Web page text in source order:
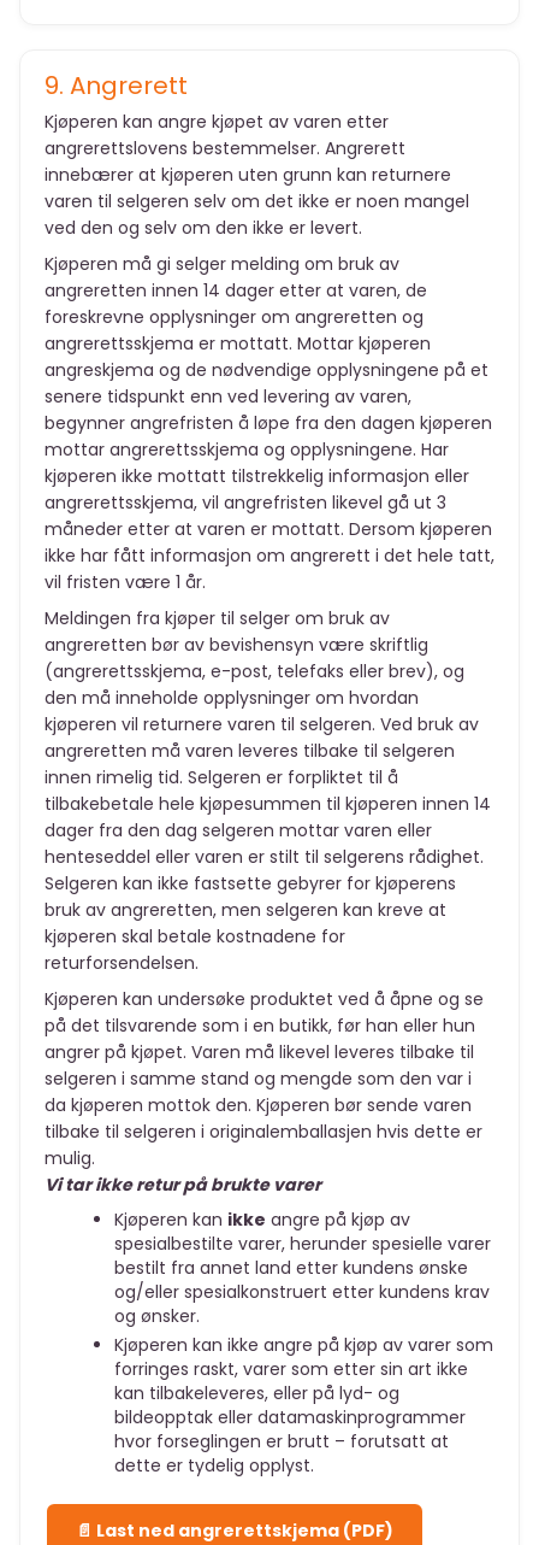
9. Angrerett
Kjøperen kan angre kjøpet av varen etter
angrerettslovens bestemmelser. Angrerett
innebærer at kjøperen uten grunn kan returnere
varen til selgeren selv om det ikke er noen mangel
ved den og selv om den ikke er levert.
Kjøperen må gi selger melding om bruk av
angreretten innen 14 dager etter at varen, de
foreskrevne opplysninger om angreretten og
angrerettsskjema er mottatt. Mottar kjøperen
angreskjema og de nødvendige opplysningene på et
senere tidspunkt enn ved levering av varen,
begynner angrefristen å løpe fra den dagen kjøperen
mottar angrerettsskjema og opplysningene. Har
kjøperen ikke mottatt tilstrekkelig informasjon eller
angrerettsskjema, vil angrefristen likevel gå ut 3
måneder etter at varen er mottatt. Dersom kjøperen
ikke har fått informasjon om angrerett i det hele tatt,
vil fristen være 1 år.
Meldingen fra kjøper til selger om bruk av
angreretten bør av bevishensyn være skriftlig
(angrerettsskjema, e-post, telefaks eller brev), og
den må inneholde opplysninger om hvordan
kjøperen vil returnere varen til selgeren. Ved bruk av
angreretten må varen leveres tilbake til selgeren
innen rimelig tid. Selgeren er forpliktet til å
tilbakebetale hele kjøpesummen til kjøperen innen 14
dager fra den dag selgeren mottar varen eller
henteseddel eller varen er stilt til selgerens rådighet.
Selgeren kan ikke fastsette gebyrer for kjøperens
bruk av angreretten, men selgeren kan kreve at
kjøperen skal betale kostnadene for
returforsendelsen.
Kjøperen kan undersøke produktet ved å åpne og se
på det tilsvarende som i en butikk, før han eller hun
angrer på kjøpet. Varen må likevel leveres tilbake til
selgeren i samme stand og mengde som den var i
da kjøperen mottok den. Kjøperen bør sende varen
tilbake til selgeren i originalemballasjen hvis dette er
mulig.
Vi tar ikke retur på brukte varer
Kjøperen kan ikke angre på kjøp av
spesialbestilte varer, herunder spesielle varer
bestilt fra annet land etter kundens ønske
og/eller spesialkonstruert etter kundens krav
og ønsker.
Kjøperen kan ikke angre på kjøp av varer som
forringes raskt, varer som etter sin art ikke
kan tilbakeleveres, eller på lyd- og
bildeopptak eller datamaskinprogrammer
hvor forseglingen er brutt – forutsatt at
dette er tydelig opplyst.
📄 Last ned angrerettskjema (PDF)